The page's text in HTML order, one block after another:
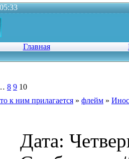
Главная
8 9 10
к ним прилагается » флейм »
Дата: